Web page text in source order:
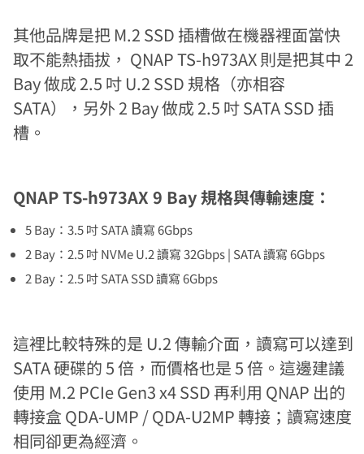
其他品牌是把 M.2 SSD 插槽做在機器裡面當快
取不能熱插拔， QNAP TS-h973AX 則是把其中 2
Bay 做成 2.5 吋 U.2 SSD 規格（亦相容
SATA），另外 2 Bay 做成 2.5 吋 SATA SSD 插
槽。
QNAP TS-h973AX 9 Bay 規格與傳輸速度：
5 Bay：3.5 吋 SATA 讀寫 6Gbps
2 Bay：2.5 吋 NVMe U.2 讀寫 32Gbps | SATA 讀寫 6Gbps
2 Bay：2.5 吋 SATA SSD 讀寫 6Gbps
這裡比較特殊的是 U.2 傳輸介面，讀寫可以達到
SATA 硬碟的 5 倍，而價格也是 5 倍。這邊建議
使用 M.2 PCIe Gen3 x4 SSD 再利用 QNAP 出的
轉接盒 QDA-UMP / QDA-U2MP 轉接；讀寫速度
相同卻更為經濟。